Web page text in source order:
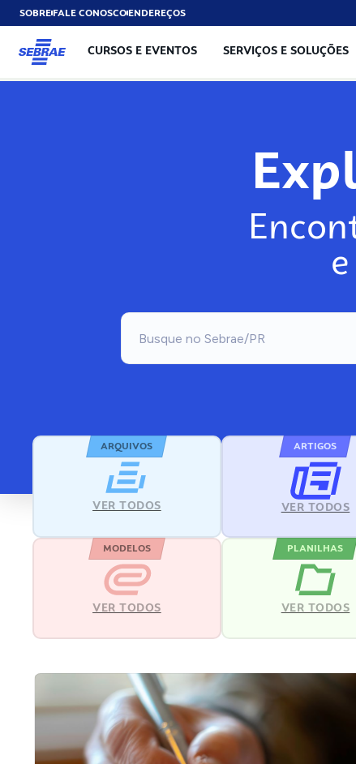
SOBREFALE CONOSCOENDEREÇOS
CURSOS E EVENTOS SERVIÇOS E SOLUÇÕES
ARQUIVOS
VER TODOS
ARTIGOS
VER TODOS
MODELOS
VER TODOS
PLANILHAS
VER TODOS